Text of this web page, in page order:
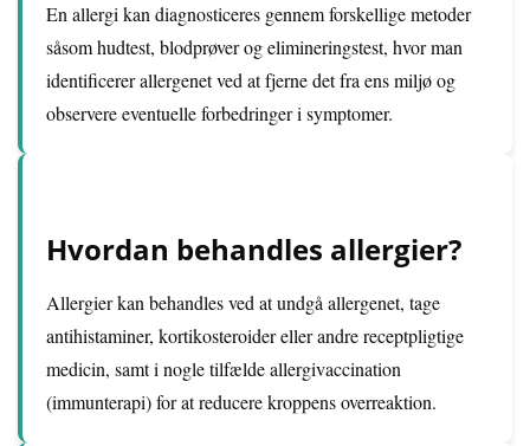
En allergi kan diagnosticeres gennem forskellige metoder
såsom hudtest, blodprøver og elimineringstest, hvor man
identificerer allergenet ved at fjerne det fra ens miljø og
observere eventuelle forbedringer i symptomer.
Hvordan behandles allergier?
Allergier kan behandles ved at undgå allergenet, tage
antihistaminer, kortikosteroider eller andre receptpligtige
medicin, samt i nogle tilfælde allergivaccination
(immunterapi) for at reducere kroppens overreaktion.